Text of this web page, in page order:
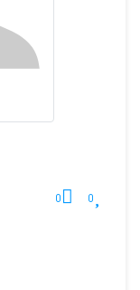
0
0